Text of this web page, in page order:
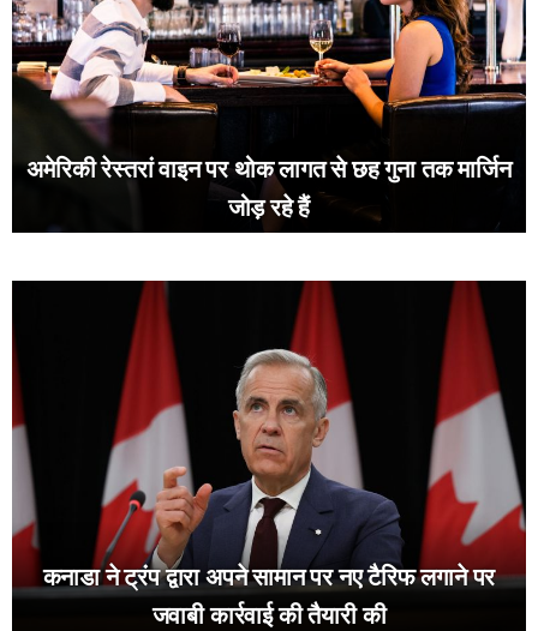
अमेरिकी रेस्तरां वाइन पर थोक लागत से छह गुना तक मार्जिन
जोड़ रहे हैं
कनाडा ने ट्रंप द्वारा अपने सामान पर नए टैरिफ लगाने पर
जवाबी कार्रवाई की तैयारी की